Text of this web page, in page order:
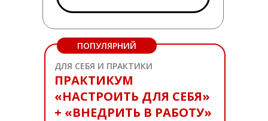
ДЛЯ СЕБЯ И ПРАКТИКИ
ПОПУЛЯРНИЙ
ПРАКТИКУМ
«НАСТРОИТЬ ДЛЯ СЕБЯ»
+ «ВНЕДРИТЬ В РАБОТУ»